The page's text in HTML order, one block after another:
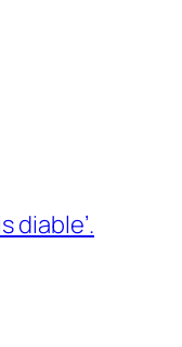
diable’.